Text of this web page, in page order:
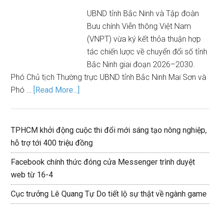
UBND tỉnh Bắc Ninh và Tập đoàn
Bưu chính Viễn thông Việt Nam
(VNPT) vừa ký kết thỏa thuận hợp
tác chiến lược về chuyển đổi số tỉnh
Bắc Ninh giai đoạn 2026–2030.
Phó Chủ tịch Thường trực UBND tỉnh Bắc Ninh Mai Sơn và
Phó … [Read More...]
TPHCM khởi động cuộc thi đổi mới sáng tạo nông nghiệp,
hỗ trợ tới 400 triệu đồng
Facebook chính thức đóng cửa Messenger trình duyệt
web từ 16-4
Cục trưởng Lê Quang Tự Do tiết lộ sự thật về ngành game